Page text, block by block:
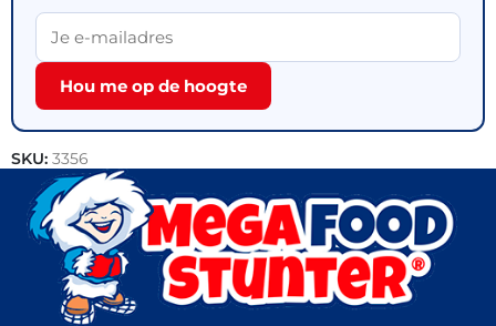
Hou me op de hoogte
SKU: 3356
Categorieën:Snacks